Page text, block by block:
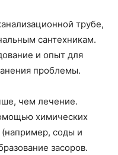
трубе,
сантехникам.
и опыт для
проблемы.
чем лечение.
химических
соды и
засоров.